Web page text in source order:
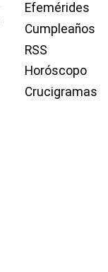
Efemérides
Cumpleaños
RSS
Horóscopo
Crucigramas